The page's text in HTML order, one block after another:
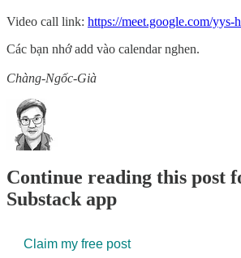
Video call link: https://meet.google.com/yys-
Các bạn nhớ add vào calendar nghen.
Chàng-Ngốc-Già
Continue reading this post
Substack app
Claim my free post